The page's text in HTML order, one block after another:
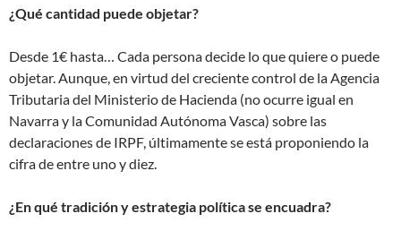
¿Qué cantidad puede objetar?
Desde 1€ hasta… Cada persona decide lo que quiere o puede
objetar. Aunque, en virtud del creciente control de la Agencia
Tributaria del Ministerio de Hacienda (no ocurre igual en
Navarra y la Comunidad Autónoma Vasca) sobre las
declaraciones de IRPF, últimamente se está proponiendo la
cifra de entre uno y diez.
¿En qué tradición y estrategia política se encuadra?